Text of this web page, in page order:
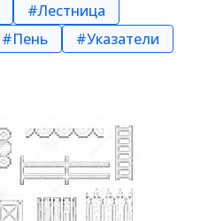
#Лестница
#Пень
#Указатели